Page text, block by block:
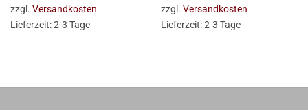
zzgl. Versandkosten
Lieferzeit:2-3 Tage
zzgl. Versandkosten
Lieferzeit:2-3 Tage